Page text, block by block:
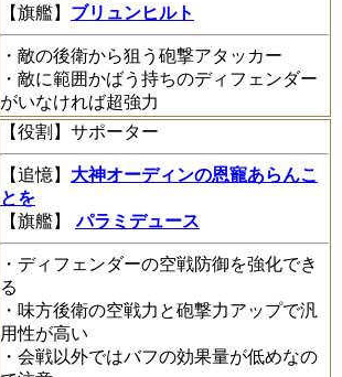
【旗艦】 ブリュンヒルト
・敵の後衛から狙う砲撃アタッカー
・敵に範囲かばう持ちのディフェンダー
がいなければ超強力
【役割】サポーター
【追憶】 大神オーディンの恩寵あらんこ
とを
【旗艦】 パラミデュース
・ディフェンダーの空戦防御を強化でき
る
・味方後衛の空戦力と砲撃力アップで汎
用性が高い
・会戦以外ではバフの効果量が低めなの